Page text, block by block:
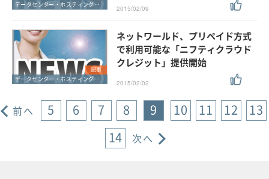
データセンター・ホスティングサービス
2015/02/09
記事
データセンター・ホスティングサービス
ネットワールド、プリペイド方式
で利用可能な「ニフティクラウド
クレジット」提供開始
2015/02/02
前へ 5 6 7 8 9 10 11 12
13
14
次へ